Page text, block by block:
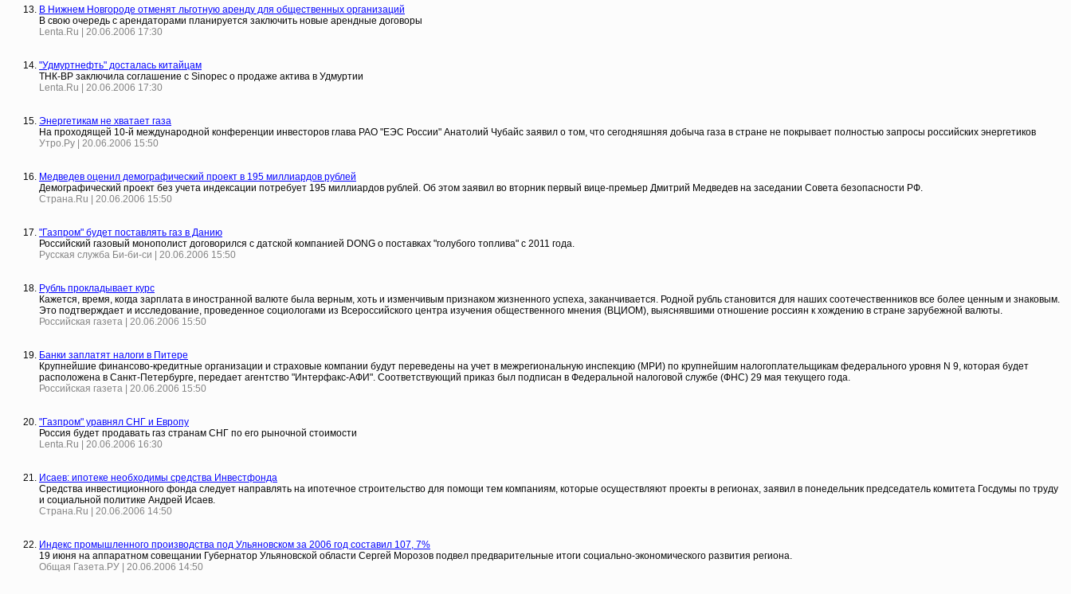
В Нижнем Новгороде отменят льготную аренду для общественных организаций
В свою очередь с арендаторами планируется заключить новые арендные договоры
Lenta.Ru | 20.06.2006 17:30
"Удмуртнефть" досталась китайцам
ТНК-ВР заключила соглашение с Sinopec о продаже актива в Удмуртии
Lenta.Ru | 20.06.2006 17:30
Энергетикам не хватает газа
На проходящей 10-й международной конференции инвесторов глава РАО "ЕЭС России" Анатолий Чубайс заявил о том, что сегодняшняя добыча газа в стране не покрывает полностью запросы российских энергетиков
Утро.Ру | 20.06.2006 15:50
Медведев оценил демографический проект в 195 миллиардов рублей
Демографический проект без учета индексации потребует 195 миллиардов рублей. Об этом заявил во вторник первый вице-премьер Дмитрий Медведев на заседании Совета безопасности РФ.
Страна.Ru | 20.06.2006 15:50
"Газпром" будет поставлять газ в Данию
Российский газовый монополист договорился с датской компанией DONG о поставках "голубого топлива" с 2011 года.
Русская служба Би-би-си | 20.06.2006 15:50
Рубль прокладывает курс
Кажется, время, когда зарплата в иностранной валюте была верным, хоть и изменчивым признаком жизненного успеха, заканчивается. Родной рубль становится для наших соотечественников все более ценным и знаковым.
Это подтверждает и исследование, проведенное социологами из Всероссийского центра изучения общественного мнения (ВЦИОМ), выяснявшими отношение россиян к хождению в стране зарубежной валюты.
Российская газета | 20.06.2006 15:50
Банки заплатят налоги в Питере
Крупнейшие финансово-кредитные организации и страховые компании будут переведены на учет в межрегиональную инспекцию (МРИ) по крупнейшим налогоплательщикам федерального уровня N 9, которая будет
расположена в Санкт-Петербурге, передает агентство "Интерфакс-АФИ". Соответствующий приказ был подписан в Федеральной налоговой службе (ФНС) 29 мая текущего года.
Российская газета | 20.06.2006 15:50
"Газпром" уравнял СНГ и Европу
Россия будет продавать газ странам СНГ по его рыночной стоимости
Lenta.Ru | 20.06.2006 16:30
Исаев: ипотеке необходимы средства Инвестфонда
Средства инвестиционного фонда следует направлять на ипотечное строительство для помощи тем компаниям, которые осуществляют проекты в регионах, заявил в понедельник председатель комитета Госдумы по труду
и социальной политике Андрей Исаев.
Страна.Ru | 20.06.2006 14:50
Индекс промышленного производства под Ульяновском за 2006 год составил 107, 7%
19 июня на аппаратном совещании Губернатор Ульяновской области Сергей Морозов подвел предварительные итоги социально-экономического развития региона.
Общая Газета.РУ | 20.06.2006 14:50